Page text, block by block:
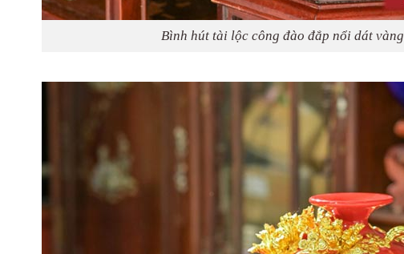
Bình hút tài lộc công đào đắp nổi dát vàng